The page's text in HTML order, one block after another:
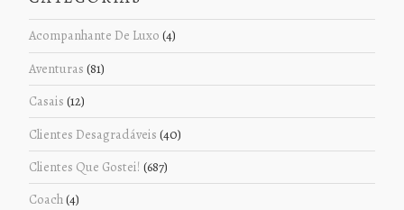
Acompanhante De Luxo (4)
Aventuras (81)
Casais (12)
Clientes Desagradáveis (40)
Clientes Que Gostei! (687)
Coach(4)